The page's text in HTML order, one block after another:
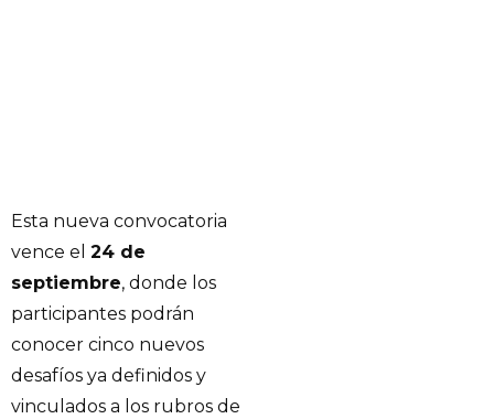
Esta nueva convocatoria
vence el 24 de
septiembre, donde los
participantes podrán
conocer cinco nuevos
desafíos ya definidos y
vinculados a los rubros de